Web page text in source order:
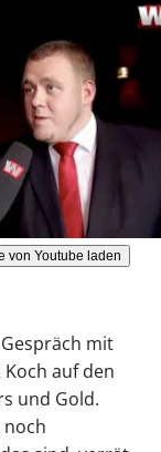
werden
.
von Youtube laden
mit
auf den
und Gold.
noch